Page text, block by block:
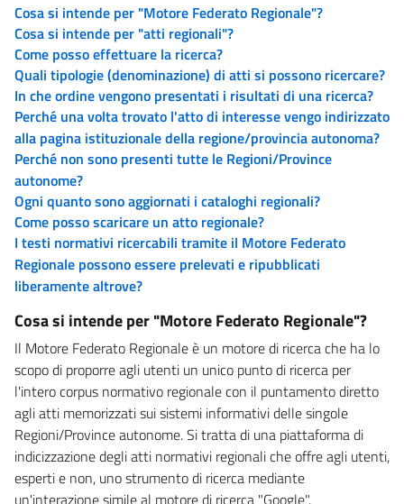
Cosa si intende per "Motore Federato Regionale"?
Cosa si intende per "atti regionali"?
Come posso effettuare la ricerca?
Quali tipologie (denominazione) di atti si possono ricercare?
In che ordine vengono presentati i risultati di una ricerca?
Perché una volta trovato l'atto di interesse vengo indirizzato
alla pagina istituzionale della regione/provincia autonoma?
Perché non sono presenti tutte le Regioni/Province
autonome?
Ogni quanto sono aggiornati i cataloghi regionali?
Come posso scaricare un atto regionale?
I testi normativi ricercabili tramite il Motore Federato
Regionale possono essere prelevati e ripubblicati
liberamente altrove?
Cosa si intende per "Motore Federato Regionale"?
Il Motore Federato Regionale è un motore di ricerca che ha lo
scopo di proporre agli utenti un unico punto di ricerca per
l'intero corpus normativo regionale con il puntamento diretto
agli atti memorizzati sui sistemi informativi delle singole
Regioni/Province autonome. Si tratta di una piattaforma di
indicizzazione degli atti normativi regionali che offre agli utenti,
esperti e non, uno strumento di ricerca mediante
un'interazione simile al motore di ricerca "Google".